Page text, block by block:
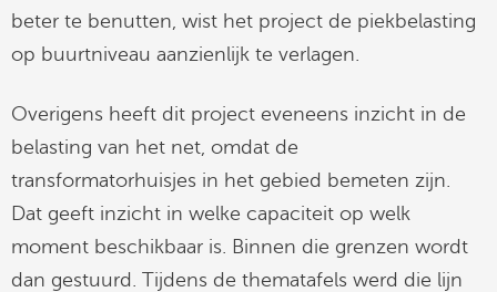
beter te benutten, wist het project de piekbelasting
op buurtniveau aanzienlijk te verlagen.
Overigens heeft dit project eveneens inzicht in de
belasting van het net, omdat de
transformatorhuisjes in het gebied bemeten zijn.
Dat geeft inzicht in welke capaciteit op welk
moment beschikbaar is. Binnen die grenzen wordt
dan gestuurd. Tijdens de thematafels werd die lijn